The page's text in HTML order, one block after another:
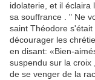
idolaterie, et il éclaira
sa souffrance . " Ne
saint Théodore
décourager les
en disant: «Bien-
suspendu sur la
de se venger de la